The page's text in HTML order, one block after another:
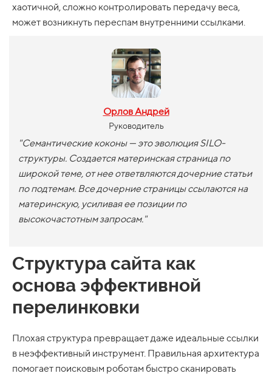
хаотичной, сложно контролировать передачу веса,
может возникнуть переспам внутренними ссылками.
Орлов Андрей
Руководитель
"Семантические коконы — это эволюция SILO-
структуры. Создается материнская страница по
широкой теме, от нее ответвляются дочерние статьи
по подтемам. Все дочерние страницы ссылаются на
материнскую, усиливая ее позиции по
высокочастотным запросам."
Структура сайта как
основа эффективной
перелинковки
Плохая структура превращает даже идеальные ссылки
в неэффективный инструмент. Правильная архитектура
помогает поисковым роботам быстро сканировать